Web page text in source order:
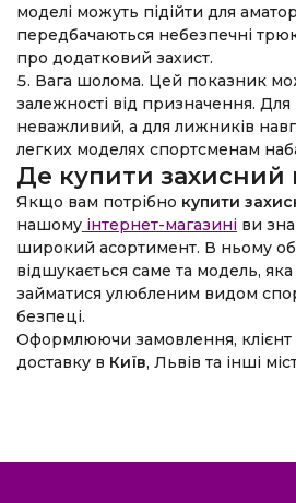
моделі можуть підійти для
передбачаються небезпечні
про додатковий захист.
Вага шолома. Цей показник
залежності від призначення. Для
неважливий, а для лижників
легких моделях спортсменам
Де купити
Якщо вам потрібно купити
нашому інтернет-магазині ви
широкий асортимент. В ньому
відшукається саме та модель,
займатися улюбленим видом
безпеці.
Оформлюючи замовлення,
доставку в Київ, Львів та інші